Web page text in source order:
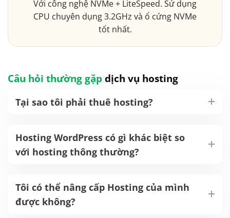
Với công nghệ NVMe + LiteSpeed. Sử dụng
CPU chuyên dụng 3.2GHz và ổ cứng NVMe
tốt nhất.
Câu hỏi thường gặpdịch vụ hosting
Tại sao tôi phải thuê hosting?
Hosting WordPress có gì khác biệt so
với hosting thông thường?
Tôi có thể nâng cấp Hosting của mình
được không?